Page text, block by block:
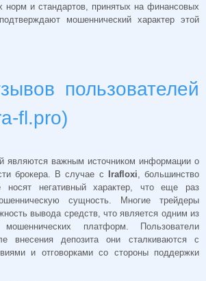
норм и стандартов, принятых на финансовых
мошеннический характер этой
пользователей
fl.pro)
являются важным источником информации о
брокера. В случае с
Irafloxi , большинство
носят негативный характер, что еще раз
сущность. Многие трейдеры
вывода средств, что является одним из
платформ. Пользователи
внесения депозита они сталкиваются с
и отговорками со стороны поддержки